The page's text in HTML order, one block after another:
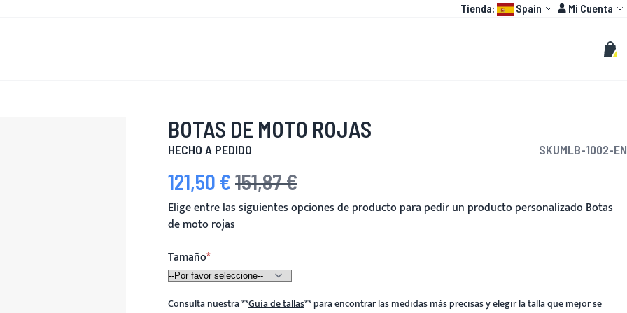
Language:
Tienda: Spain Cuenta
Mi Cuenta
Buscar
Mi
BOTAS DE MOTO ROJAS
HECHO A PEDIDO SKUMLB-1002-EN
Precio especial
121,50 € Precio habitual
151,87 €
Elige entre las siguientes opciones de producto para pedir un producto personalizado Botas
de moto rojas
Tamaño
Consulta nuestra**Guía de tallas**para encontrar las medidas más precisas y elegir la talla que mejor se